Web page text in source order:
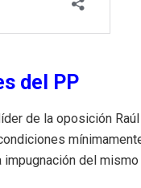
del PP
de la oposición
del mismo